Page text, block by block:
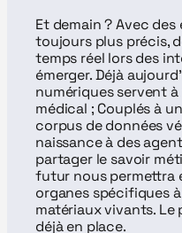
Et demain ? Avec
toujours plus précis,
temps réel lors des
émerger. Déjà
numériques servent
médical ; Couplés à
corpus de données
naissance à des
partager le savoir
futur nous permettra
organes spécifiques
matériaux vivants.
déjà en place.